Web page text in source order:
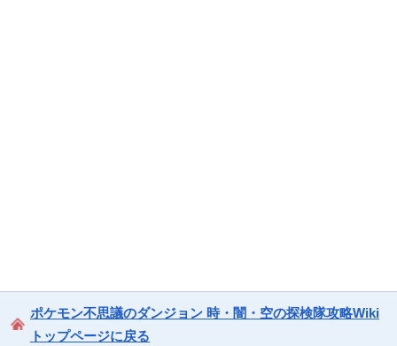
ポケモン不思議のダンジョン 時・闇・空の探検隊攻略Wiki
トップページに戻る